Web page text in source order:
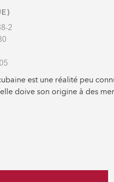
2
est une réalité peu
doive son origine à des